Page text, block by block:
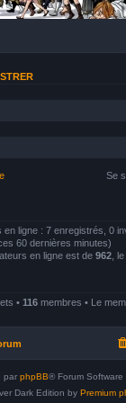
Se
en ligne : 7 enregistrés, 0
60 dernières minutes)
en ligne est de 962 ,
• 116 membres • Le
par phpBB® Forum
Dark Edition by Premium